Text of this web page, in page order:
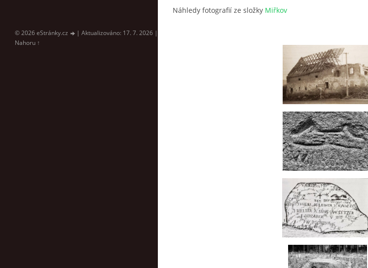
© 2026 eStránky.cz | Aktualizováno: 17. 7. 2026 |
Nahoru ↑
Náhledy fotografií ze složky Miřkov